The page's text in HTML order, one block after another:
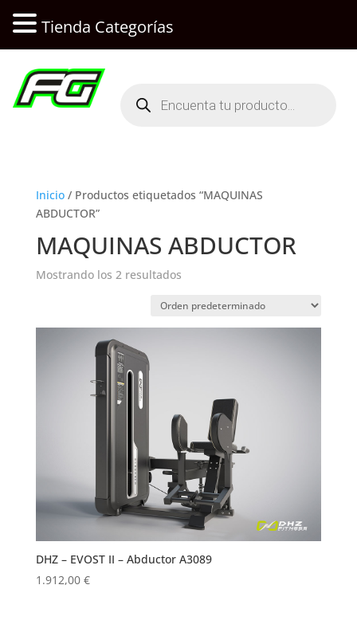
productos
Inicio/ Productos etiquetados “MAQUINAS
ABDUCTOR”
MAQUINAS ABDUCTOR
Mostrando los 2 resultados
DHZ – EVOST II – Abductor A3089
1.912,00 €
Tienda Categorías